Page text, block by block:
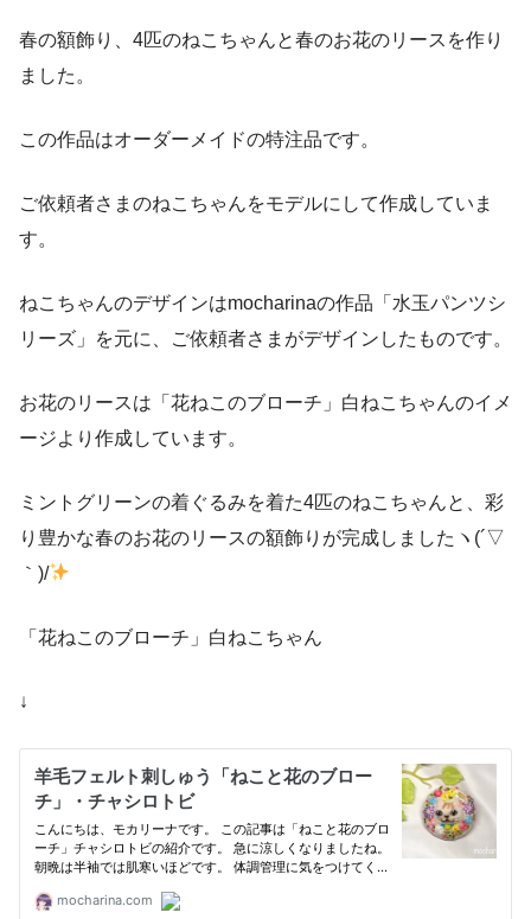
春の額飾り、4匹のねこちゃんと春のお花のリースを作り
ました。
この作品はオーダーメイドの特注品です。
ご依頼者さまのねこちゃんをモデルにして作成していま
す。
ねこちゃんのデザインはmocharinaの作品「水玉パンツシ
リーズ」を元に、ご依頼者さまがデザインしたものです。
お花のリースは「花ねこのブローチ」白ねこちゃんのイメ
ージより作成しています。
ミントグリーンの着ぐるみを着た4匹のねこちゃんと、彩
り豊かな春のお花のリースの額飾りが完成しましたヽ(´▽
｀)/
「花ねこのブローチ」白ねこちゃん
↓